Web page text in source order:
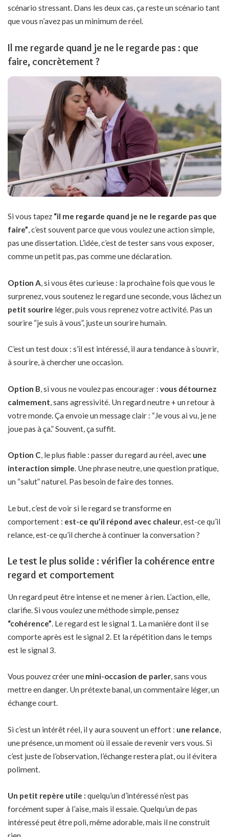
scénario stressant. Dans les deux cas, ça reste un scénario tant
que vous n’avez pas un minimum de réel.
Il me regarde quand je ne le regarde pas : que
faire, concrètement ?
Si vous tapez “il me regarde quand je ne le regarde pas que
faire”, c’est souvent parce que vous voulez une action simple,
pas une dissertation. L’idée, c’est de tester sans vous exposer,
comme un petit pas, pas comme une déclaration.
Option A, si vous êtes curieuse : la prochaine fois que vous le
surprenez, vous soutenez le regard une seconde, vous lâchez un
petit sourire léger, puis vous reprenez votre activité. Pas un
sourire “je suis à vous”, juste un sourire humain.
C’est un test doux : s’il est intéressé, il aura tendance à s’ouvrir,
à sourire, à chercher une occasion.
Option B, si vous ne voulez pas encourager : vous détournez
calmement, sans agressivité. Un regard neutre + un retour à
votre monde. Ça envoie un message clair : “Je vous ai vu, je ne
joue pas à ça.” Souvent, ça suffit.
Option C, le plus fiable : passer du regard au réel, avec une
interaction simple. Une phrase neutre, une question pratique,
un “salut” naturel. Pas besoin de faire des tonnes.
Le but, c’est de voir si le regard se transforme en
comportement : est-ce qu’il répond avec chaleur, est-ce qu’il
relance, est-ce qu’il cherche à continuer la conversation ?
Le test le plus solide : vérifier la cohérence entre
regard et comportement
Un regard peut être intense et ne mener à rien. L’action, elle,
clarifie. Si vous voulez une méthode simple, pensez
“cohérence”. Le regard est le signal 1. La manière dont il se
comporte après est le signal 2. Et la répétition dans le temps
est le signal 3.
Vous pouvez créer une mini-occasion de parler, sans vous
mettre en danger. Un prétexte banal, un commentaire léger, un
échange court.
Si c’est un intérêt réel, il y aura souvent un effort : une relance,
une présence, un moment où il essaie de revenir vers vous. Si
c’est juste de l’observation, l’échange restera plat, ou il évitera
poliment.
Un petit repère utile : quelqu’un d’intéressé n’est pas
forcément super à l’aise, mais il essaie. Quelqu’un de pas
intéressé peut être poli, même adorable, mais il ne construit